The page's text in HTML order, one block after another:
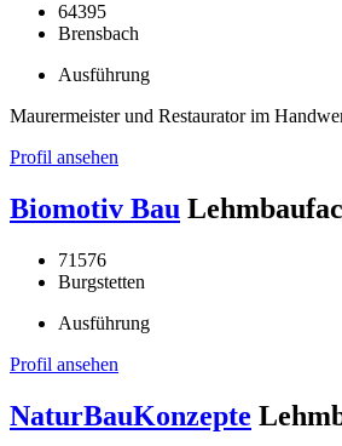
64395
Brensbach
Ausführung
Maurermeister und Restaurator im
Profil ansehen
Biomotiv Bau
71576
Burgstetten
Ausführung
Profil ansehen
NaturBauKonzepte